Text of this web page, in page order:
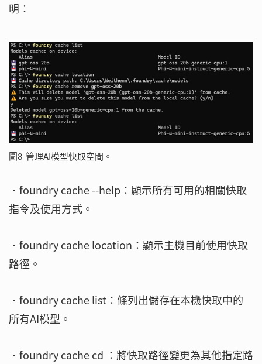
明：
圖8 管理AI模型快取空間。
‧foundry cache --help：顯示所有可用的相關快取
指令及使用方式。
‧foundry cache location：顯示主機目前使用快取
路徑。
‧foundry cache list：條列出儲存在本機快取中的
所有AI模型。
‧foundry cache cd ：將快取路徑變更為其他指定路